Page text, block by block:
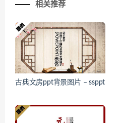
相关推荐
古典文房ppt背景图片 – ssppt